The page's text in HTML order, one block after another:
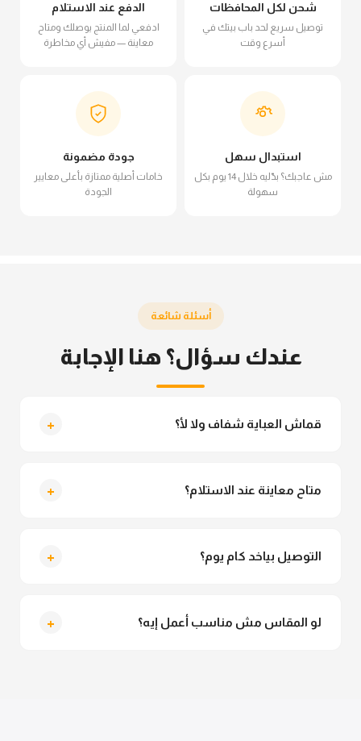
شحن لكل المحافظات
توصيل سريع لحد باب بيتك في
أسرع وقت
الدفع عند الاستلام
ادفعي لما المنتج يوصلك ومتاح
معاينة — مفيش أي مخاطرة
استبدال سهل
مش عاجبك؟ بدّليه خلال 14 يوم بكل
سهولة
جودة مضمونة
خامات أصلية ممتازة بأعلى معايير
الجودة
أسئلة شائعة
عندك سؤال؟ هنا الإجابة
قماش العباية شفاف ولا لأ؟ +
متاح معاينة عند الاستلام؟ +
التوصيل بياخد كام يوم؟ +
لو المقاس مش مناسب أعمل إيه؟ +